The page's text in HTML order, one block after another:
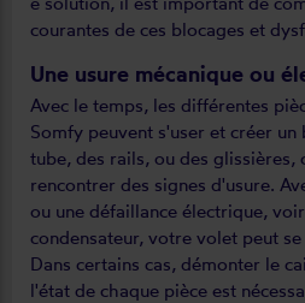
courantes de ces blocages et
Une usure mécanique ou
Avec le temps, les différentes
Somfy peuvent s'user et créer
tube, des rails, ou des glissières,
rencontrer des signes d'usure.
ou une défaillance électrique,
condensateur, votre volet peut
Dans certains cas, démonter le
l'état de chaque pièce est